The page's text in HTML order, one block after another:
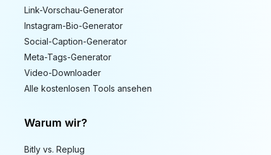
Link-Vorschau-Generator
Instagram-Bio-Generator
Social-Caption-Generator
Meta-Tags-Generator
Video-Downloader
Alle kostenlosen Tools ansehen
Warum wir?
Bitly vs. Replug